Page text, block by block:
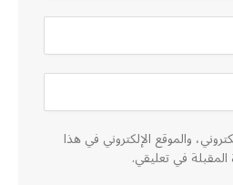
والموقع الإلكتروني في هذا
في تعليقي.